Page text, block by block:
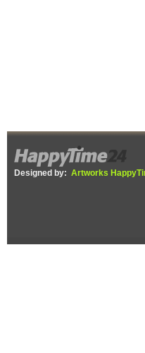
Designed by: Artworks